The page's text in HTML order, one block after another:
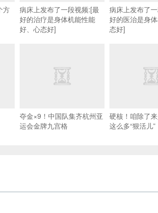
方
病床上发布了一段视频:[最
好的治疗是身体机能性能
好、心态好]
病床上发布了
好的医治是身
态好]
夺金×9！中国队集齐杭州亚
运会金牌九宫格
硬核！咱除了
这么多“狠活儿”